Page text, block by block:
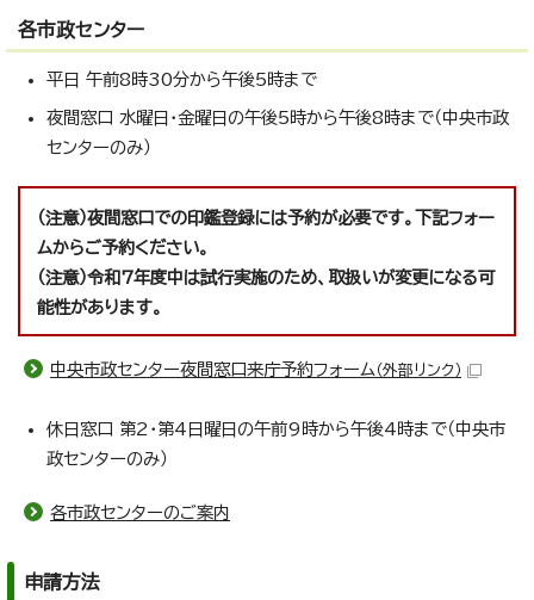
各市政センター
平日 午前8時30分から午後5時まで
夜間窓口 水曜日・金曜日の午後5時から午後8時まで（中央市政
センターのみ）
（注意）夜間窓口での印鑑登録には予約が必要です。下記フォー
ムからご予約ください。
（注意）令和7年度中は試行実施のため、取扱いが変更になる可
能性があります。
中央市政センター夜間窓口来庁予約フォーム （外部リンク）
休日窓口 第2・第4日曜日の午前9時から午後4時まで（中央市
政センターのみ）
各市政センターのご案内
申請方法